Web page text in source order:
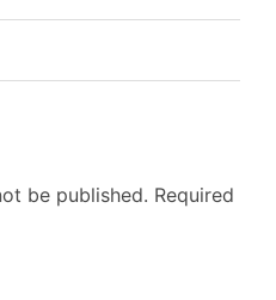
be published. Required